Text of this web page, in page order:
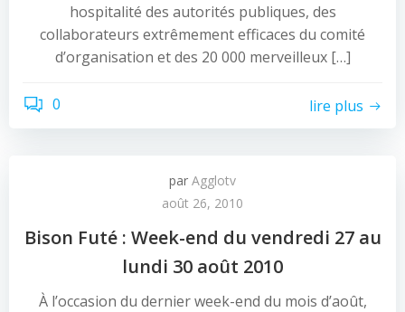
hospitalité des autorités publiques, des
collaborateurs extrêmement efficaces du comité
d’organisation et des 20 000 merveilleux […]
0 lire plus
par Agglotv
août 26, 2010
Bison Futé : Week-end du vendredi 27 au
lundi 30 août 2010
À l’occasion du dernier week-end du mois d’août,